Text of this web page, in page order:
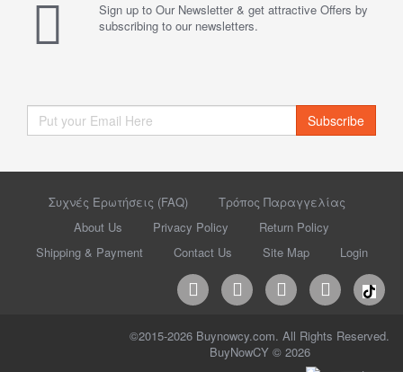
Sign up to Our Newsletter & get attractive Offers by
subscribing to our newsletters.
Subscribe
Συχνές Ερωτήσεις (FAQ)
Τρόπος Παραγγελίας
About Us
Privacy Policy
Return Policy
Shipping & Payment
Contact Us Site Map Login
©2015-2026 Buynowcy.com. All Rights Reserved.
BuyNowCY © 2026